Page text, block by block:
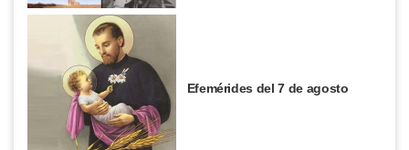
Efemérides del 7 de agosto